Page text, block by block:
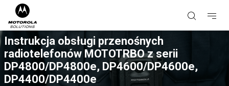
Instrukcja obsługi przenośnych
radiotelefonów MOTOTRBO z serii
DP4800/DP4800e, DP4600/DP4600e,
DP4400/DP4400e